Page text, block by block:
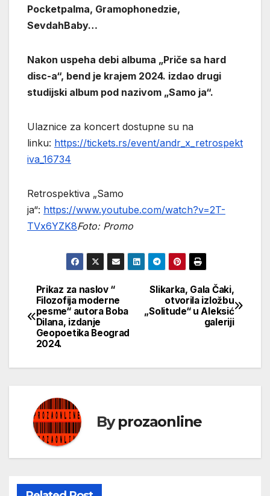
Pocketpalma, Gramophonedzie,
SevdahBaby…
Nakon uspeha debi albuma „Priče sa hard
disc-a“, bend je krajem 2024. izdao drugi
studijski album pod nazivom „Samo ja“.
Ulaznice za koncert dostupne su na
linku: https://tickets.rs/event/andr_x_retrospekt
iva_16734
Retrospektiva „Samo
ja“: https://www.youtube.com/watch?v=2T-
TVx6YZK8Foto: Promo
Кретање
чланка
Slikarka, Gala Čaki,
otvorila izložbu
„Solitude“ u Aleksić
galeriji
Prikaz za naslov “
Filozofija moderne
pesme“ autora Boba
Dilana, izdanje
Geopoetika Beograd
2024.
Byprozaonline